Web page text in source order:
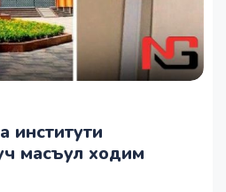
институти
масъул ходим